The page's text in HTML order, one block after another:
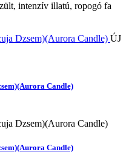
intenzív illatú, ropogó fa
ÚJ
Candle)
Candle)